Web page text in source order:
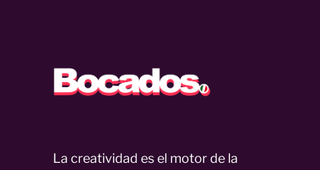
La creatividad es el motor de la